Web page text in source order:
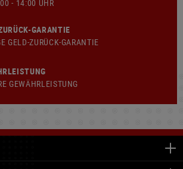
- 14:00 UHR
GARANTIE
GELD-ZURÜCK-GARANTIE
GEWÄHRLEISTUNG